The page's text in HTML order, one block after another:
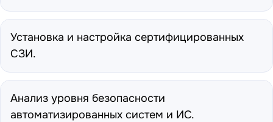
Установка и настройка сертифицированных
СЗИ.
Анализ уровня безопасности
автоматизированных систем и ИС.